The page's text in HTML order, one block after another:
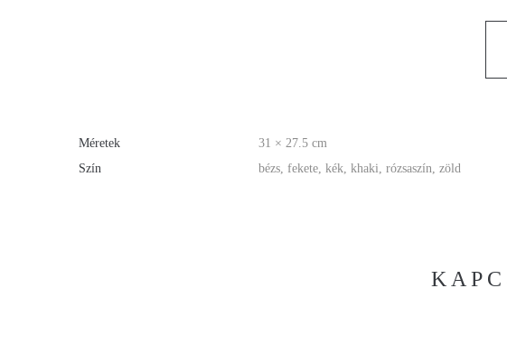
Méretek
31 × 27.5 cm
Szín
bézs, fekete, kék, khaki, rózsaszín, zöld